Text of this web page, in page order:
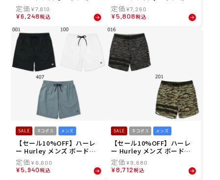
ツ トランクス ELASTIC RV
CA BS BG041503 26SP
¥7,810
¥6,248税込
ツ トランクス ELASTIC BS
BG041501 26SP
¥7,260
¥5,808税込
SALE ネコポス メンズ
【セール10%OFF】ハーレ
ー Hurley メンズ ボードシ
ョーツ トランクス ワンアン
ドオンリー ソリッド ボレー
18" MBS07916 26SU
¥ 6,600
¥5,940税込
SALE ネコポス メンズ
【セール10%OFF】ハーレ
ー Hurley メンズ ボードシ
ョーツ トランクス PHANTO
M ブロックパーティ エコ サ
イドポケット 18" MBS0011
¥9,680
¥8,712税込